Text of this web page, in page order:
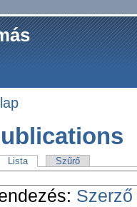
Lista Szűrő
Szerző